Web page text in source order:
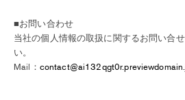
■お問い合わせ
当社の個人情報の取扱に関するお問い合
い。
Mail：